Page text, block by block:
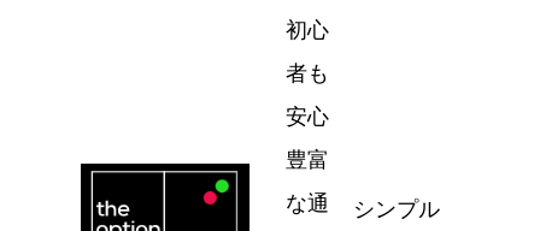
初心
者も
安心
豊富
な通
シンプル